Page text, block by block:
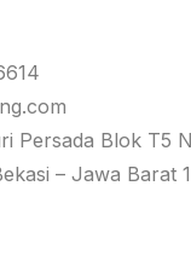
Persada Blok T5
– Jawa Barat